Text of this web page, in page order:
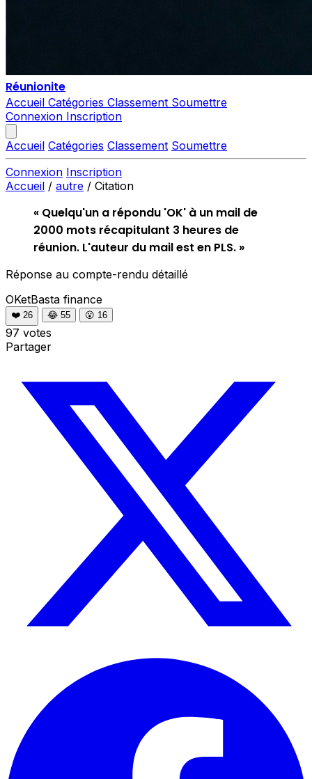
Réunionite
Accueil Catégories Classement Soumettre
Connexion Inscription
Accueil Catégories Classement Soumettre
Connexion Inscription
Accueil / autre / Citation
« Quelqu'un a répondu 'OK' à un mail de
2000 mots récapitulant 3 heures de
réunion. L'auteur du mail est en PLS. »
Réponse au compte-rendu détaillé
OKetBasta finance
❤️ 26 😂 55 😮 16
97 votes
Partager